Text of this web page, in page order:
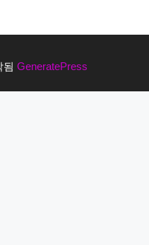
됨 GeneratePress